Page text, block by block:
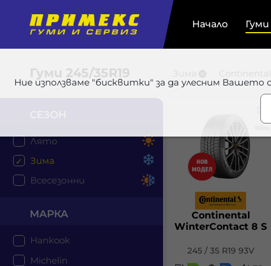
Ние използваме "бисквитки" за да улесним
Начало Гуми
Гуми 245/35R19 Зима Continental
Лято
Зима
Всесезонни
МАРКА
Hankook
Michelin
Continental
WinterContact 8 S
245 / 35 R19 93V